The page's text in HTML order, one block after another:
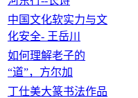
中国文化软实力与文
化安全- 王岳川
如何理解老子的
“道”，方尔加
丁仕美大篆书法作品